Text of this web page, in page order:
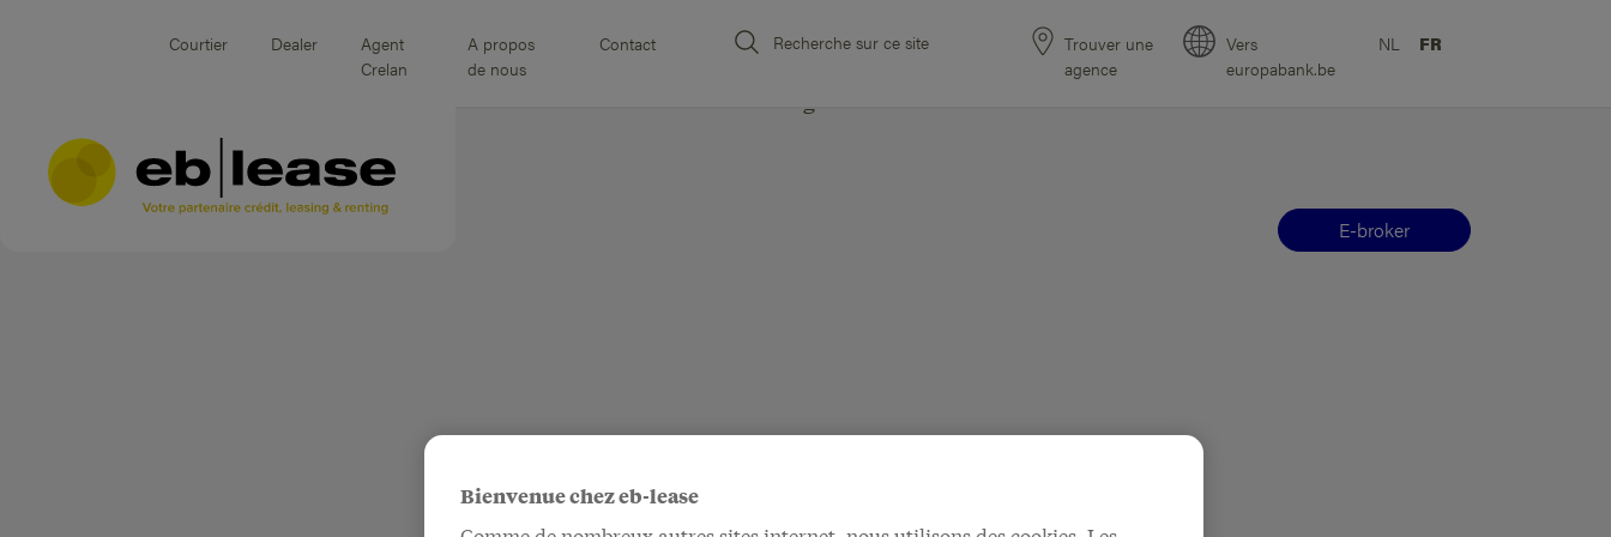
Courtier Dealer
Agent
Crelan
A propos
de nous
Contact Recherche sur ce site
Trouver une
agence
Vers
europabank.be
NL FR
E-broker
Bienvenue chez eb-lease